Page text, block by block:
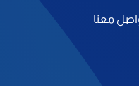
معنا